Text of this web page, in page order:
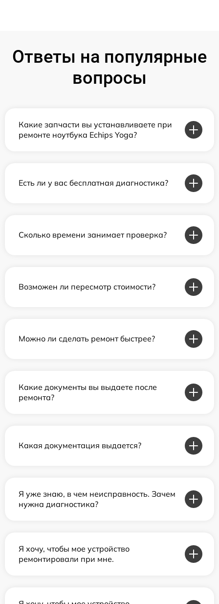
Ответы на популярные
вопросы
Какие запчасти вы устанавливаете при
ремонте ноутбука Echips Yoga?
Есть ли у вас бесплатная диагностика?
Сколько времени занимает проверка?
Возможен ли пересмотр стоимости?
Можно ли сделать ремонт быстрее?
Какие документы вы выдаете после
ремонта?
Какая документация выдается?
Я уже знаю, в чем неисправность. Зачем
нужна диагностика?
Я хочу, чтобы мое устройство
ремонтировали при мне.